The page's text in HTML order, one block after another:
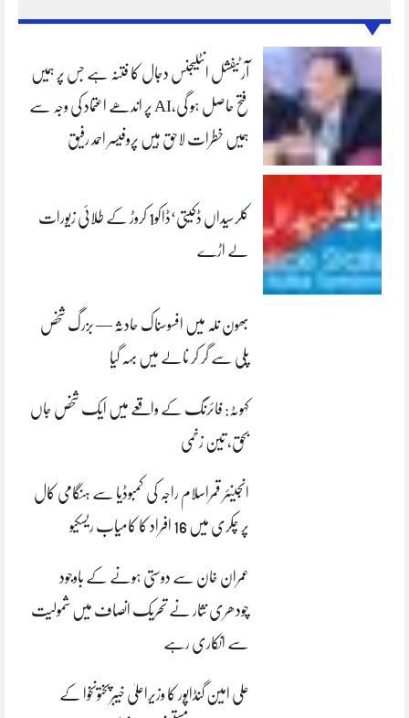
آرٹیفشل انٹلیجنس دجال کا فتنہ ہے جس پر ہمیں
فتح حاصل ہو گی،AI پر اندھے اعتماد کی وجہ سے
ہمیں خطرات لاحق ہیں پروفیسر احمد رفیق
کلرسیداں ڈکیتی‘ڈاکو1 کروڑ کے طلائی زیورات
لے اڑے
بھون نلہ میں افسوسناک حادثہ — بزرگ شخص
پلی سے گر کر نالے میں بہہ گیا
کہوٹہ: فائرنگ کے واقعے میں ایک شخص جاں
بحق، تین زخمی
انجینئر قمراسلام راجہ کی کمبوڈیا سے ہنگامی کال
پر چکری میں 16 افراد کا کامیاب ریسکیو
عمران خان سے دوستی ہونے کے باوجود
چودھری نثار نے تحریک انصاف میں شمولیت
سے انکاری رہے
علی امین گنڈاپور کا وزیراعلیٰ خیبرپختونخوا کے